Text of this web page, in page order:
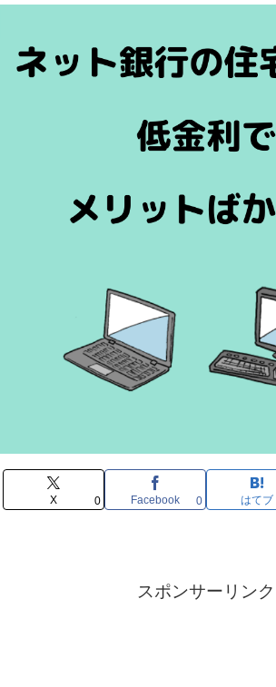
X 0 Facebook 0 はてブ
スポンサーリンク